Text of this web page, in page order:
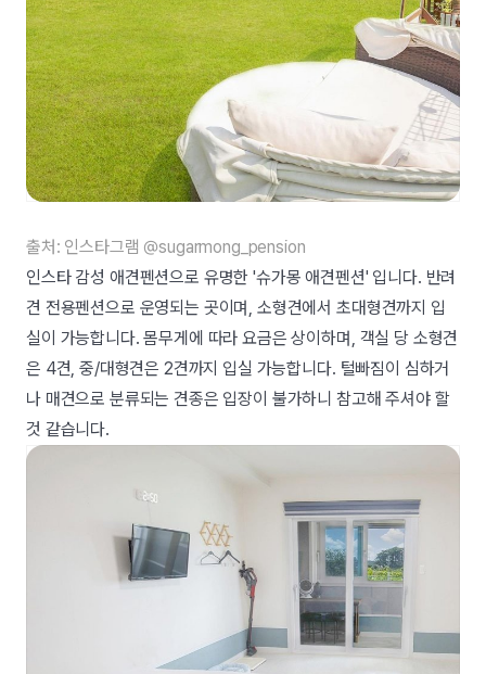
출처: 인스타그램 @sugarmong_pension
인스타 감성 애견펜션으로 유명한 '슈가몽 애견펜션' 입니다. 반려
견 전용펜션으로 운영되는 곳이며, 소형견에서 초대형견까지 입
실이 가능합니다. 몸무게에 따라 요금은 상이하며, 객실 당 소형견
은 4견, 중/대형견은 2견까지 입실 가능합니다. 털빠짐이 심하거
나 매견으로 분류되는 견종은 입장이 불가하니 참고해 주셔야 할
것 같습니다.